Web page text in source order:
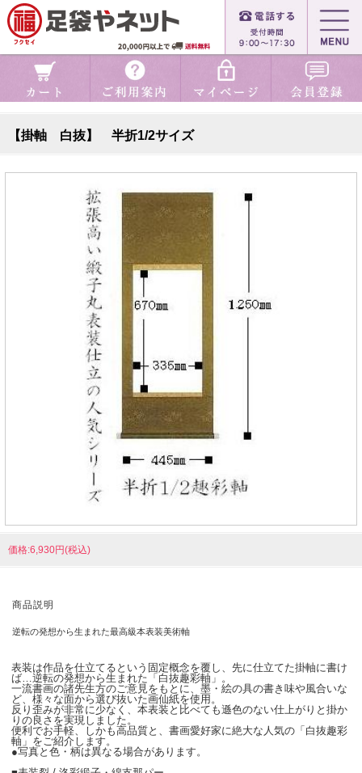
【掛軸 白抜】 半折1/2サイズ
価格:6,930円(税込)
商品説明
逆転の発想から生まれた最高級本表装美術軸
表装は作品を仕立てるという固定概念を覆し、先に仕立てた掛軸に書け
ば…逆転の発想から生まれた「白抜趣彩軸」。
一流書画の諸先生方のご意見をもとに、墨・絵の具の書き味や風合いな
ど、様々な面から選び抜いた画仙紙を使用。
反り歪みが非常に少なく、本表装と比べても遜色のない仕上がりと掛か
りの良さを実現しました。
便利でお手軽、しかも高品質と、書画愛好家に絶大な人気の「白抜趣彩
軸」をご紹介します。
●写真と色・柄は異なる場合があります。